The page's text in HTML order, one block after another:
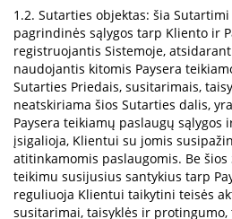
1.2. Sutarties objektas: šia
pagrindinės sąlygos tarp Kliento ir
registruojantis Sistemoje, atsidarant
naudojantis kitomis Paysera
Sutarties Priedais, susitarimais,
neatskiriama šios Sutarties dalis,
Paysera teikiamų paslaugų sąlygos
įsigalioja, Klientui su jomis
atitinkamomis paslaugomis. Be šios
teikimu susijusius santykius tarp
reguliuoja Klientui taikytini teisės
susitarimai, taisyklės ir